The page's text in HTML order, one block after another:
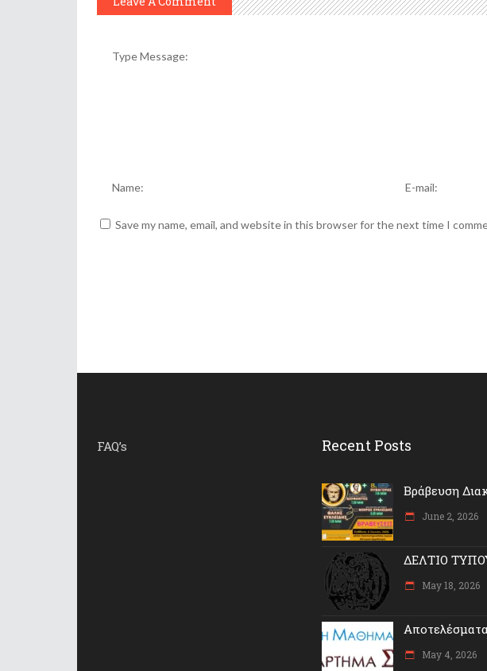
Save my name, email, and website in this browser for the next time I
FAQ’s Recent Posts
Βράβευση
June 2, 2026
ΔΕΛΤΙΟ
May 18, 2026
May 4, 2026